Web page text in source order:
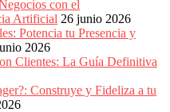
con el
Artificial 26 junio 2026
Potencia tu Presencia y
2026
Clientes: La Guía Definitiva
Construye y Fideliza a tu